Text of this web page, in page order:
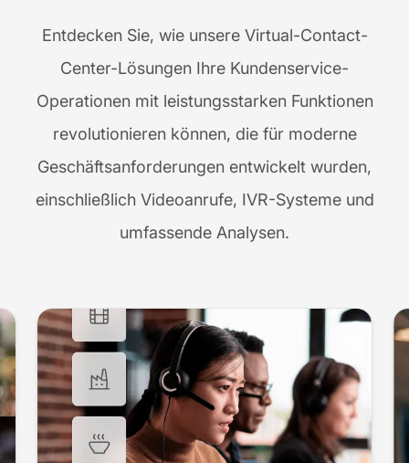
Entdecken Sie, wie unsere Virtual-Contact-
Center-Lösungen Ihre Kundenservice-
Operationen mit leistungsstarken Funktionen
revolutionieren können, die für moderne
Geschäftsanforderungen entwickelt wurden,
einschließlich Videoanrufe, IVR-Systeme und
umfassende Analysen.